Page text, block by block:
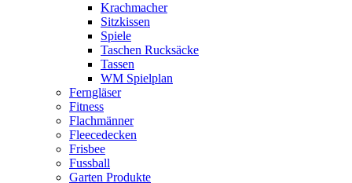
Krachmacher
Sitzkissen
Spiele
Taschen Rucksäcke
Tassen
WM Spielplan
Ferngläser
Fitness
Flachmänner
Fleecedecken
Frisbee
Fussball
Garten Produkte